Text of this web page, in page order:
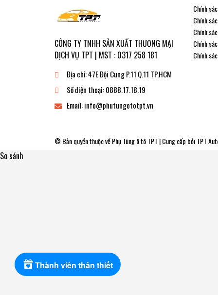
CÔNG TY TNHH SẢN XUẤT THƯƠNG MẠI
DỊCH VỤ TPT | MST : 0317 258 181
Địa chỉ:47E Đội Cung P.11 Q.11 TP.HCM
Số điện thoại:0888.17.18.19
Email:info@phutungototpt.vn
Chính
Chính
Chính
Chính
Chính
© Bản quyền thuộc vềPhụ Tùng ô tô TPT | Cung cấp bởiTPT
Thành viên thân thiết
So sánh